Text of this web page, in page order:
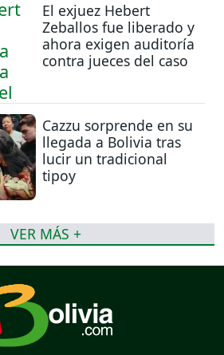
El exjuez Hebert
Zeballos fue liberado y
ahora exigen auditoría
contra jueces del caso
Cazzu sorprende en su
llegada a Bolivia tras
lucir un tradicional
tipoy
VER MÁS +